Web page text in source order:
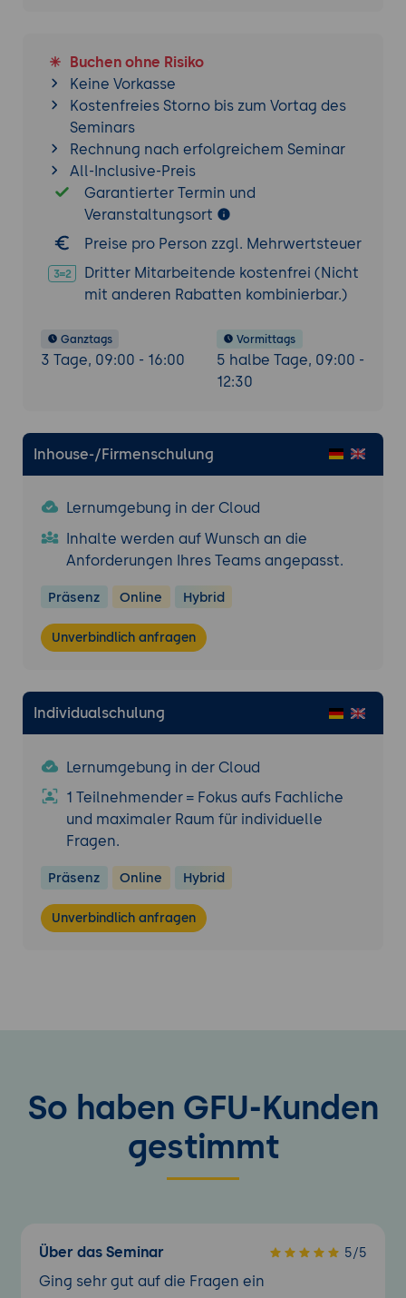
Buchen ohne Risiko
Keine Vorkasse
Kostenfreies Storno bis zum Vortag des
Seminars
Rechnung nach erfolgreichem Seminar
All-Inclusive-Preis
Garantierter Termin und
Veranstaltungsort
Preise pro Person zzgl. Mehrwertsteuer
Dritter Mitarbeitende kostenfrei (Nicht
mit anderen Rabatten kombinierbar.)
Ganztags
3 Tage, 09:00 - 16:00
Vormittags
5 halbe Tage, 09:00 -
12:30
Inhouse-/Firmenschulung
Lernumgebung in der Cloud
Inhalte werden auf Wunsch an die
Anforderungen Ihres Teams angepasst.
Präsenz Online Hybrid
Unverbindlich anfragen
Individualschulung
Lernumgebung in der Cloud
1 Teilnehmender = Fokus aufs Fachliche
und maximaler Raum für individuelle
Fragen.
Präsenz Online Hybrid
Unverbindlich anfragen
So haben GFU-Kunden
gestimmt
Über das Seminar 5/5
Ging sehr gut auf die Fragen ein